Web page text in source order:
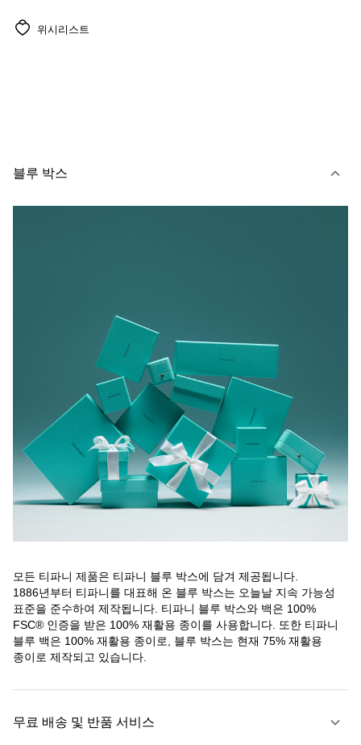
위시리스트
블루 박스
모든 티파니 제품은 티파니 블루 박스에 담겨 제공됩니다.
1886년부터 티파니를 대표해 온 블루 박스는 오늘날 지속 가능성
표준을 준수하여 제작됩니다. 티파니 블루 박스와 백은 100%
FSC® 인증을 받은 100% 재활용 종이를 사용합니다. 또한 티파니
블루 백은 100% 재활용 종이로, 블루 박스는 현재 75% 재활용
종이로 제작되고 있습니다.
무료 배송 및 반품 서비스